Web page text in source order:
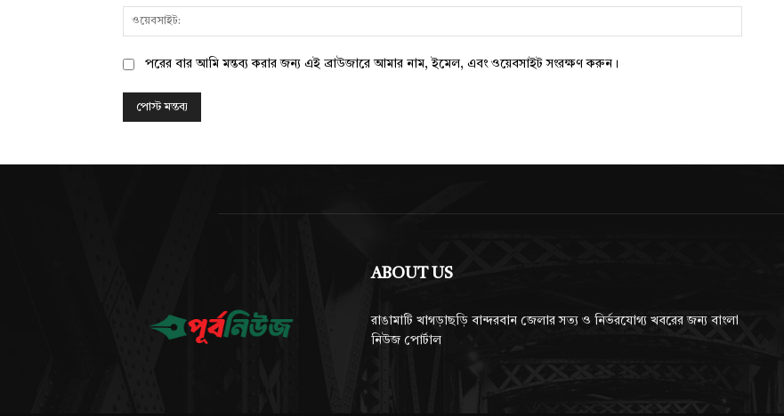
পরের বার আমি মন্তব্য করার জন্য এই ব্রাউজারে আমার নাম, ইমেল, এবং ওয়েবসাইট সংরক্ষণ করুন।
ABOUT US
রাঙামাটি খাগড়াছড়ি বান্দরবান জেলার সত্য ও নির্ভরযোগ্য খবরের জন্য বাংলা
নিউজ পোর্টাল